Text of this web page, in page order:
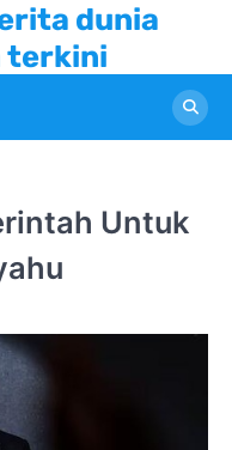
dunia
terkini
Untuk